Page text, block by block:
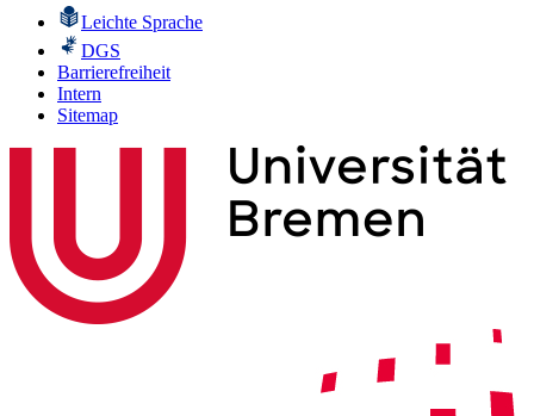
Leichte Sprache
DGS
Barrierefreiheit
Intern
Sitemap